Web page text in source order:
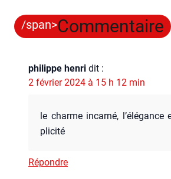
/span>Commentaire
philippe henri dit :
2 février 2024 à 15 h 12 min
le charme incar­né,
pli­ci­té
Répondre